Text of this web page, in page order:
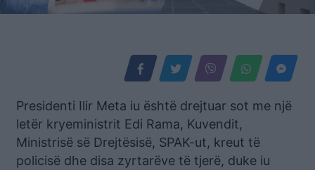
Presidenti Ilir Meta iu është drejtuar sot me një
letër kryeministrit Edi Rama, Kuvendit,
Ministrisë së Drejtësisë, SPAK-ut, kreut të
policisë dhe disa zyrtarëve të tjerë, duke iu